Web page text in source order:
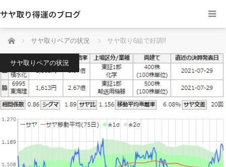
サヤ取り得運のブログ
ホーム サヤ取りペアの状況 サヤ取り6組で好調‼
サヤ取りペアの状況